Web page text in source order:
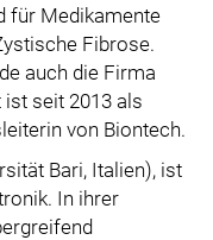
für Medikamente
Fibrose.
auch die Firma
seit 2013 als
von Biontech.
Bari, Italien), ist
In ihrer